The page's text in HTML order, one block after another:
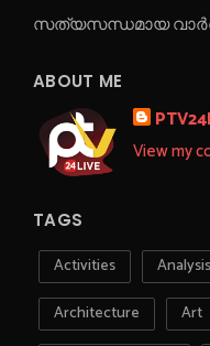
സത്യസന്ധമായ
ABOUT ME
View my
TAGS
Activities Analysis
Architecture
Art